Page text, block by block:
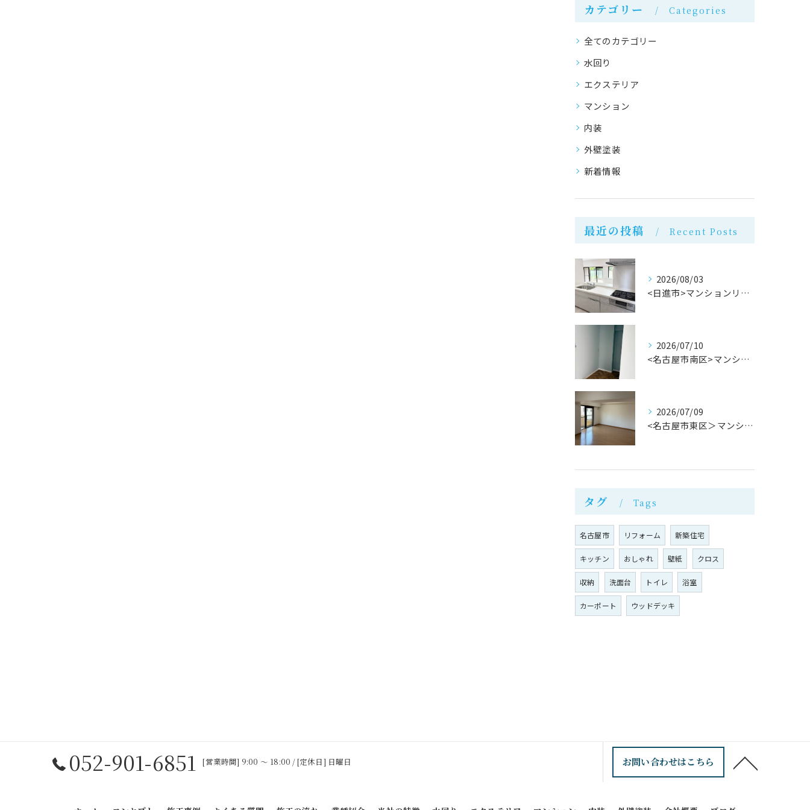
カテゴリー Categories
全てのカテゴリー
水回り
エクステリア
マンション
内装
外壁塗装
新着情報
最近の投稿 Recent Posts
2026/08/03
<日進市>マンションリフォーム完成！株式会社M・Mリフォーム
2026/07/10
<名古屋市南区>マンション内装工事完成！株式会社M・Mリフォーム
2026/07/09
<名古屋市東区＞マンションリフォーム完成！株式会社M・Mリフォーム
タグ Tags
名古屋市 リフォーム 新築住宅
キッチン おしゃれ 壁紙 クロス
収納 洗面台 トイレ 浴室
カーポート ウッドデッキ
052-901-6851 [営業時間] 9:00 〜 18:00 / [定休日] 日曜日 お問い合わせはこちら